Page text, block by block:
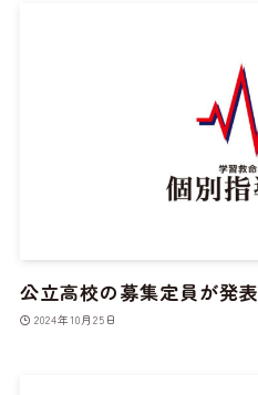
公立高校の募集定員が発
2024年10月25日